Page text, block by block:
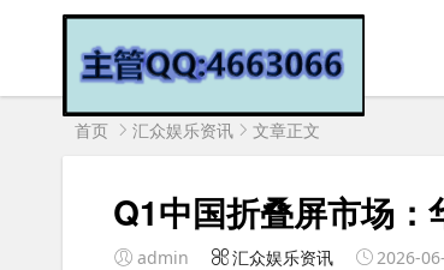
首页 汇众娱乐资讯 文章正文
Q1中国折叠屏市场
admin 汇众娱乐资讯 2026-